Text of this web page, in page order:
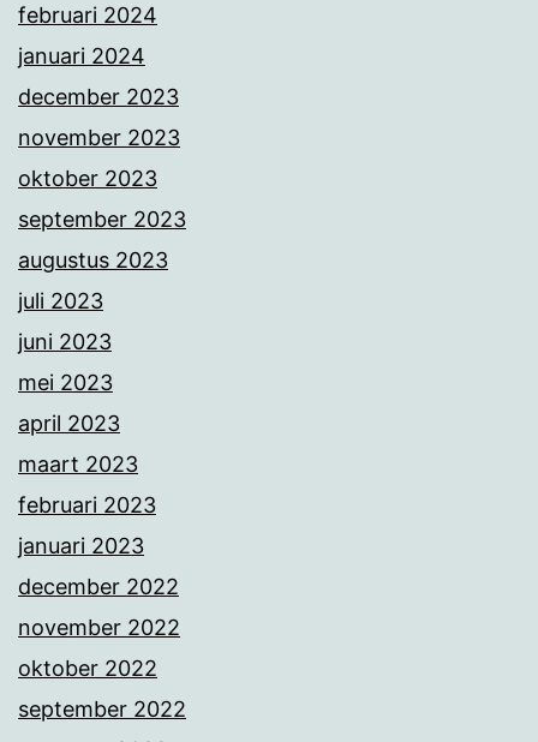
februari 2024
januari 2024
december 2023
november 2023
oktober 2023
september 2023
augustus 2023
juli 2023
juni 2023
mei 2023
april 2023
maart 2023
februari 2023
januari 2023
december 2022
november 2022
oktober 2022
september 2022